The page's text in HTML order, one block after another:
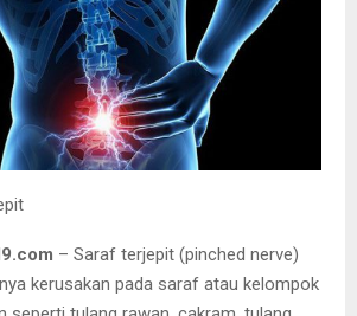
– Saraf terjepit (pinched nerve)
kerusakan pada saraf atau kelompok